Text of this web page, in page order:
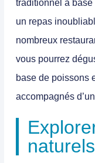
traditionnel à
un repas
nombreux
vous pourrez
base de poissons
accompagnés
naturels